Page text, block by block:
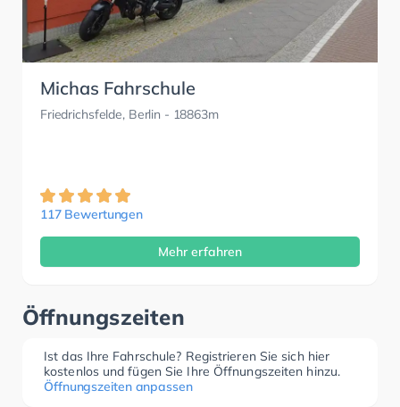
Michas Fahrschule
Friedrichsfelde, Berlin - 18863m
117 Bewertungen
Mehr erfahren
Öffnungszeiten
Ist das Ihre Fahrschule? Registrieren Sie sich hier
kostenlos und fügen Sie Ihre Öffnungszeiten hinzu.
Öffnungszeiten anpassen